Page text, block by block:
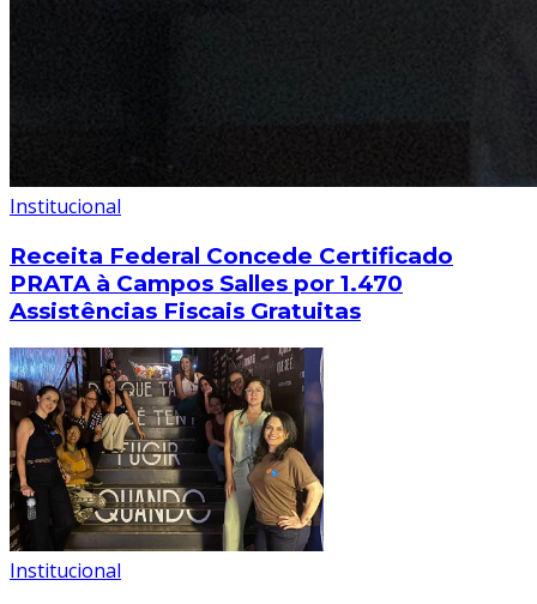
Institucional
Receita Federal Concede Certificado
PRATA à Campos Salles por 1.470
Assistências Fiscais Gratuitas
Institucional